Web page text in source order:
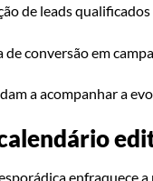
de leads
conversão em
a acompanhar a
enfraquece